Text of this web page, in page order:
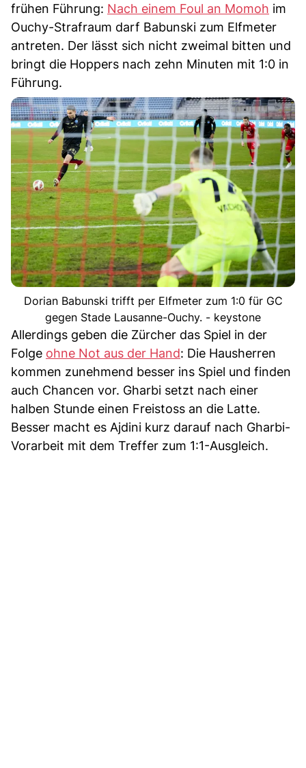
frühen Führung: Nach einem Foul an Momoh im
Ouchy-Strafraum darf Babunski zum Elfmeter
antreten. Der lässt sich nicht zweimal bitten und
bringt die Hoppers nach zehn Minuten mit 1:0 in
Führung.
Dorian Babunski trifft per Elfmeter zum 1:0 für GC
gegen Stade Lausanne-Ouchy. - keystone
Allerdings geben die Zürcher das Spiel in der
Folge ohne Not aus der Hand: Die Hausherren
kommen zunehmend besser ins Spiel und finden
auch Chancen vor. Gharbi setzt nach einer
halben Stunde einen Freistoss an die Latte.
Besser macht es Ajdini kurz darauf nach Gharbi-
Vorarbeit mit dem Treffer zum 1:1-Ausgleich.